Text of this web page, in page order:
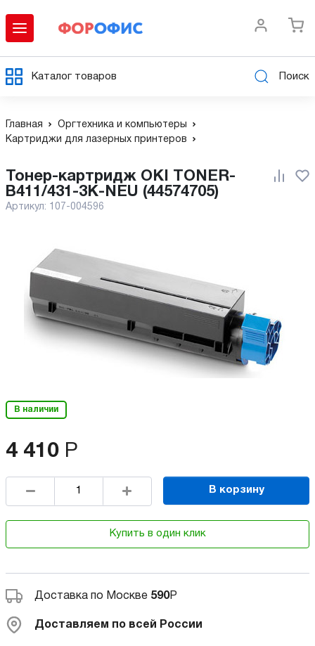
Каталог товаров Поиск
Главная
Оргтехника и компьютеры
Картриджи для лазерных принтеров
B411/431-3K-NEU (44574705)
Артикул: 107-004596
В наличии
4 410 Р
В корзину
Купить в один клик
Доставка по Москве 590Р
Доставляем по всей России